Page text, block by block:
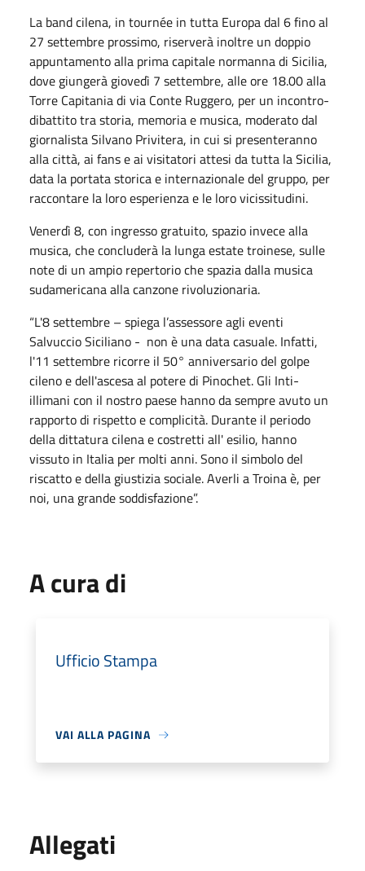
La band cilena, in tournée in tutta Europa dal 6 fino al
27 settembre prossimo, riserverà inoltre un doppio
appuntamento alla prima capitale normanna di Sicilia,
dove giungerà giovedì 7 settembre, alle ore 18.00 alla
Torre Capitania di via Conte Ruggero, per un incontro-
dibattito tra storia, memoria e musica, moderato dal
giornalista Silvano Privitera, in cui si presenteranno
alla città, ai fans e ai visitatori attesi da tutta la Sicilia,
data la portata storica e internazionale del gruppo, per
raccontare la loro esperienza e le loro vicissitudini.
Venerdì 8, con ingresso gratuito, spazio invece alla
musica, che concluderà la lunga estate troinese, sulle
note di un ampio repertorio che spazia dalla musica
sudamericana alla canzone rivoluzionaria.
“L'8 settembre – spiega l’assessore agli eventi
Salvuccio Siciliano - non è una data casuale. Infatti,
l'11 settembre ricorre il 50° anniversario del golpe
cileno e dell'ascesa al potere di Pinochet. Gli Inti-
illimani con il nostro paese hanno da sempre avuto un
rapporto di rispetto e complicità. Durante il periodo
della dittatura cilena e costretti all' esilio, hanno
vissuto in Italia per molti anni. Sono il simbolo del
riscatto e della giustizia sociale. Averli a Troina è, per
noi, una grande soddisfazione”.
A cura di
Ufficio Stampa
VAI ALLA PAGINA
Allegati